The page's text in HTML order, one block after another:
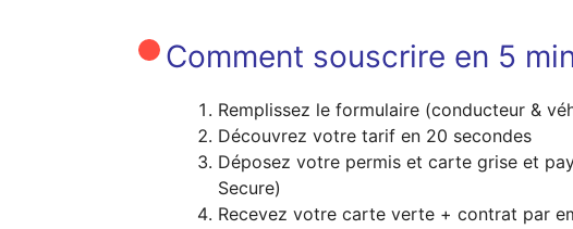
Comment souscrire en 5
Remplissez le formulaire (conducteur &
Découvrez votre tarif en 20 secondes
Déposez votre permis et carte grise et
Secure)
Recevez votre carte verte + contrat par